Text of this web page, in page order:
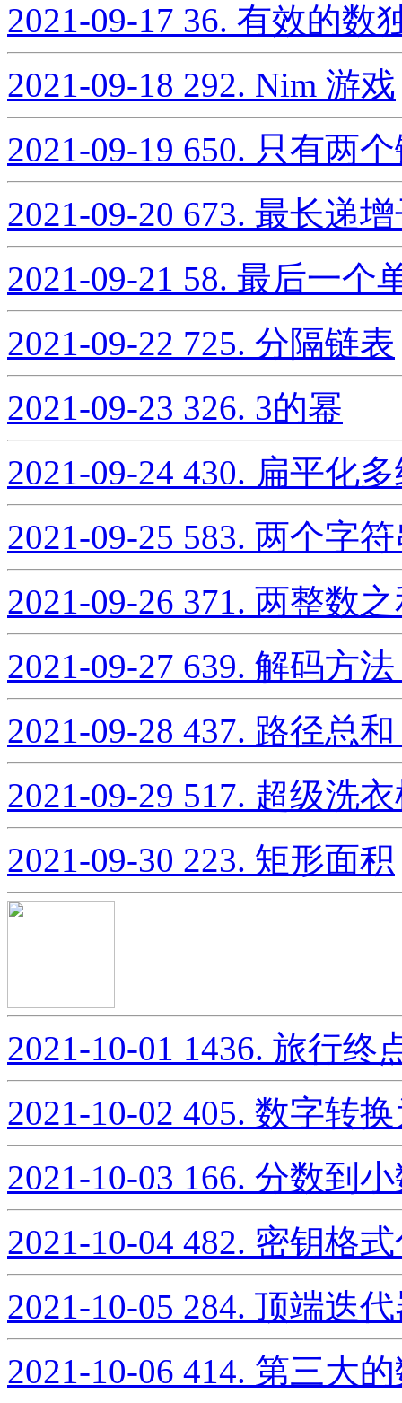
2021-09-17 36. 有效的数
2021-09-18 292. Nim 游戏
2021-09-19 650. 只有两
2021-09-20 673. 最长递
2021-09-21 58. 最后一个
2021-09-22 725. 分隔链表
2021-09-23 326. 3的幂
2021-09-24 430. 扁平化
2021-09-25 583. 两个字
2021-09-26 371. 两整数
2021-09-27 639. 解码方
2021-09-28 437. 路径总
2021-09-29 517. 超级洗
2021-09-30 223. 矩形面积
2021-10-01 1436. 旅行终
2021-10-02 405. 数字转
2021-10-03 166. 分数到
2021-10-04 482. 密钥格
2021-10-05 284. 顶端迭
2021-10-06 414. 第三大